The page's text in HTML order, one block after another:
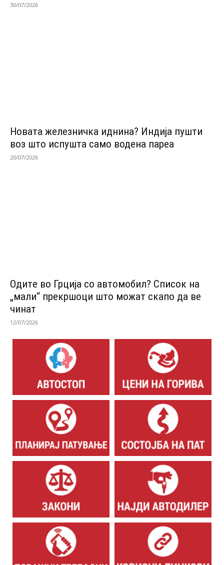
30/07/2026
Новата железничка иднина? Индија пушти
воз што испушта само водена пареа
20/07/2026
Одитe во Грција со автомобил? Список на
„мали“ прекршоци што можат скапо да ве
чинат
12/07/2026